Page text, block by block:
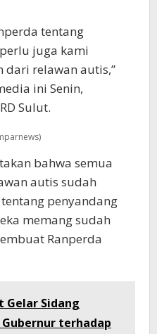
tentang
juga kami
dari relawan autis,”
ini Senin,
Sulut.
bahwa semua
autis sudah
penyandang
memang sudah
Ranperda
Gelar Sidang
terhadap